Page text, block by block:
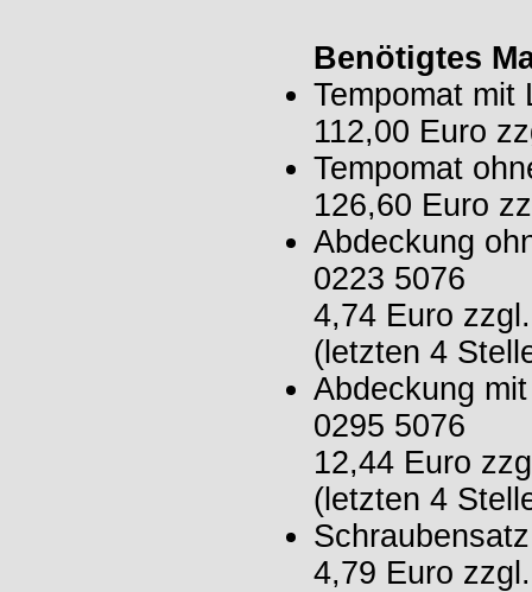
Benötigtes
Tempomat mit
112,00 Euro
Tempomat
126,60 Euro
Abdeckung
0223 5076
4,74 Euro
(letzten 4
Abdeckung
0295 5076
12,44 Euro
(letzten 4
4,79 Euro